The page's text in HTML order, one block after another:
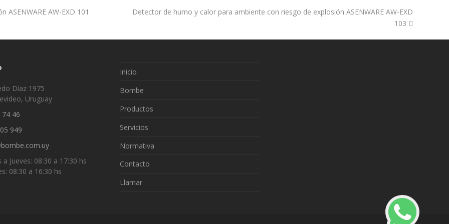
AW-EXD 101
next
Detector de humo y calor para ambiente con riesgo de explosión ASENWARE AW-EXD
103
Díaz 1975
Uruguay
74 46
949
a Jueves: 08:30 a 17:30 hs
08:30 a 16:30 hs
Inicio
Bombe
Productos
Servicios
Normativa
Contacto
Llamar